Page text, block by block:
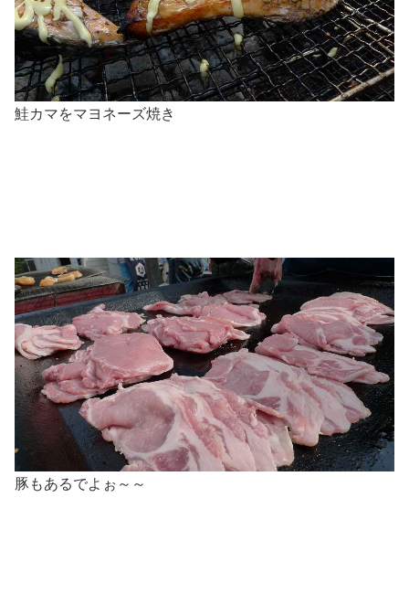
鮭カマをマヨネーズ焼き
豚もあるでよぉ～～